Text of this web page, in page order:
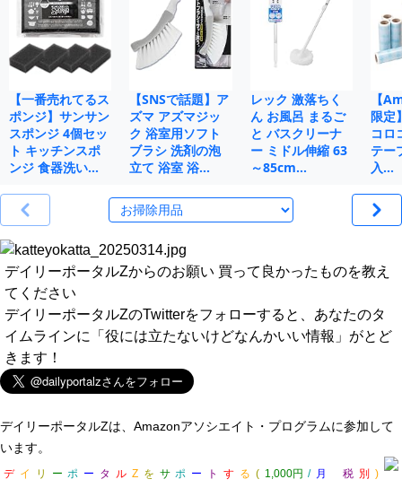
【一番売れてるス
ポンジ】サンサン
スポンジ 4個セッ
ト キッチンスポ
ンジ 食器洗い…
【SNSで話題】ア
ズマ アズマジッ
ク 浴室用ソフト
ブラシ 洗剤の泡
立て 浴室 浴…
レック 激落ちく
ん お風呂 まるご
と バスクリーナ
ー ミドル伸縮 63
～85cm…
【
限定
コロ
テー
入…
デイリーポータルZからのお願い 買って良かったものを教え
てください
デイリーポータルZのTwitterをフォローすると、あなたのタ
イムラインに「役には立たないけどなんかいい情報」がとど
きます！
デイリーポータルZは、Amazonアソシエイト・プログラムに参加して
います。
デ イ リ ー ポ ー タ ル Z を サ ポ ー ト す る ( 1,000円 / 月 税 別 )